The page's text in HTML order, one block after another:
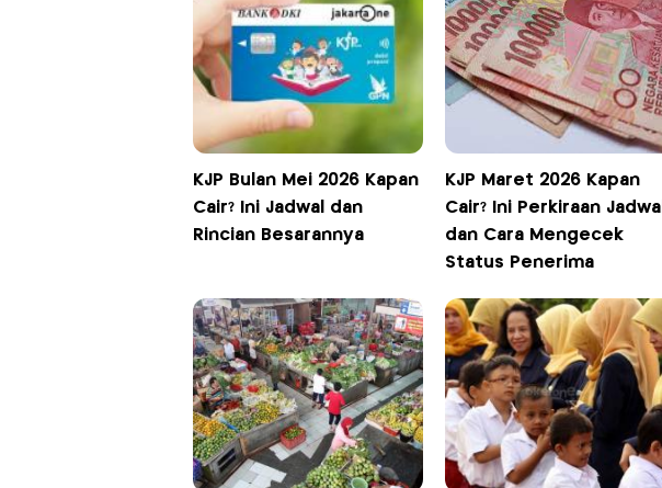
KJP Bulan Mei 2026 Kapan
Cair? Ini Jadwal dan
Rincian Besarannya
KJP Maret 2026 Kapan
Cair? Ini Perkiraan Jadwal
dan Cara Mengecek
Status Penerima